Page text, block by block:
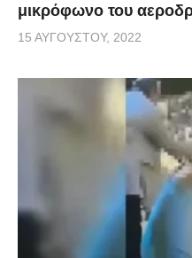
μικρόφωνο του
15 ΑΥΓΟΎΣΤΟΥ, 2022